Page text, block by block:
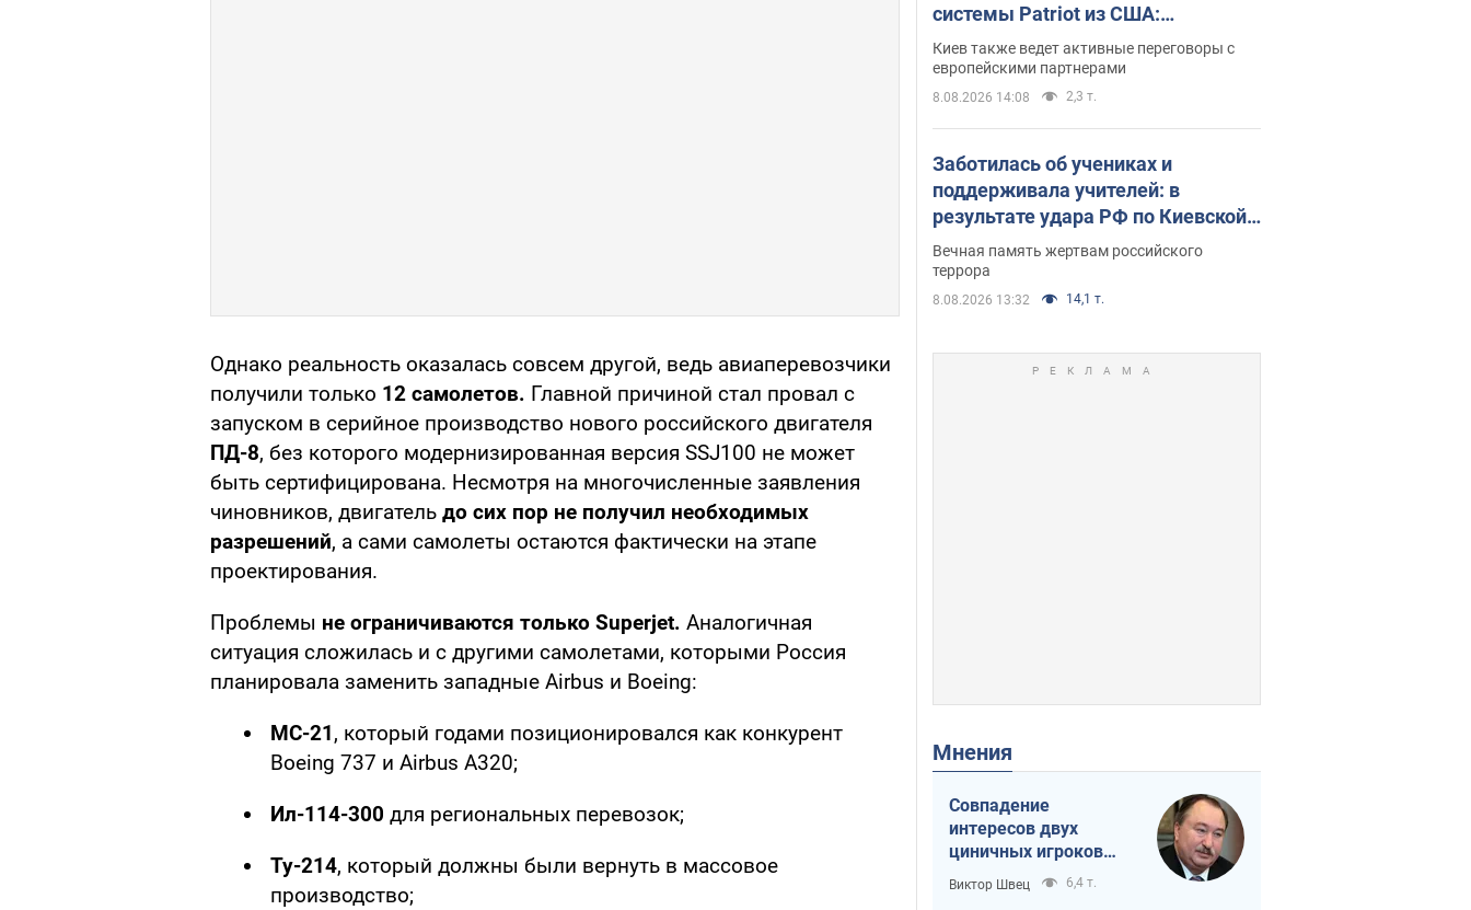
Однако реальность оказалась совсем другой, ведь авиаперевозчики
получили только 12 самолетов. Главной причиной стал провал с
запуском в серийное производство нового российского двигателя
ПД-8, без которого модернизированная версия SSJ100 не может
быть сертифицирована. Несмотря на многочисленные заявления
чиновников, двигатель до сих пор не получил необходимых
разрешений, а сами самолеты остаются фактически на этапе
проектирования.
Проблемы не ограничиваются только Superjet. Аналогичная
ситуация сложилась и с другими самолетами, которыми Россия
планировала заменить западные Airbus и Boeing:
МС-21, который годами позиционировался как конкурент
Boeing 737 и Airbus A320;
Ил-114-300 для региональных перевозок;
Ту-214, который должны были вернуть в массовое
производство;
системы Patriot из США:
Зеленский раскрыл подробности
Киев также ведет активные переговоры с
европейскими партнерами
8.08.2026 14:08 2,3 т.
Заботилась об учениках и
поддерживала учителей: в
результате удара РФ по Киевской
области погибли директор
киевского лицея, её муж и внук
Вечная память жертвам российского
террора
8.08.2026 13:32 14,1 т.
Мнения
Совпадение
интересов двух
циничных игроков
или тайный план
Трампа и Путина?
Виктор Швец 6,4 т.